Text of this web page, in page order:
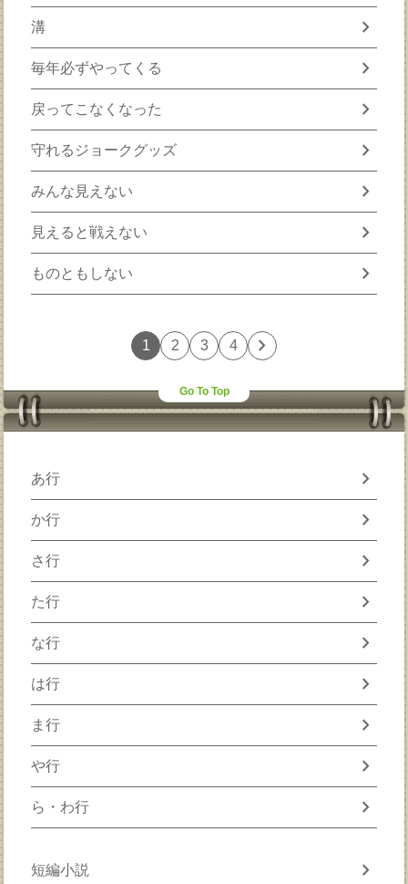
溝 chevron_right
毎年必ずやってくる chevron_right
戻ってこなくなった chevron_right
守れるジョークグッズ chevron_right
みんな見えない chevron_right
見えると戦えない chevron_right
ものともしない chevron_right
1 2 3 4 chevron_right
Go To Top
あ行 chevron_right
か行 chevron_right
さ行 chevron_right
た行 chevron_right
な行 chevron_right
は行 chevron_right
ま行 chevron_right
や行 chevron_right
ら・わ行 chevron_right
短編小説 chevron_right